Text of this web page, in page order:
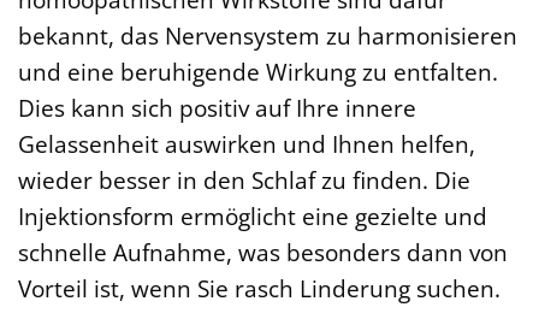
bekannt, das Nervensystem zu harmonisieren
und eine beruhigende Wirkung zu entfalten.
Dies kann sich positiv auf Ihre innere
Gelassenheit auswirken und Ihnen helfen,
wieder besser in den Schlaf zu finden. Die
Injektionsform ermöglicht eine gezielte und
schnelle Aufnahme, was besonders dann von
Vorteil ist, wenn Sie rasch Linderung suchen.